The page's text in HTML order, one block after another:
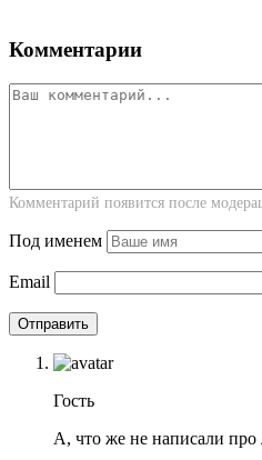
Комментарии
Комментарий появится после
Под именем
Email
Гость
А, что же не написали про